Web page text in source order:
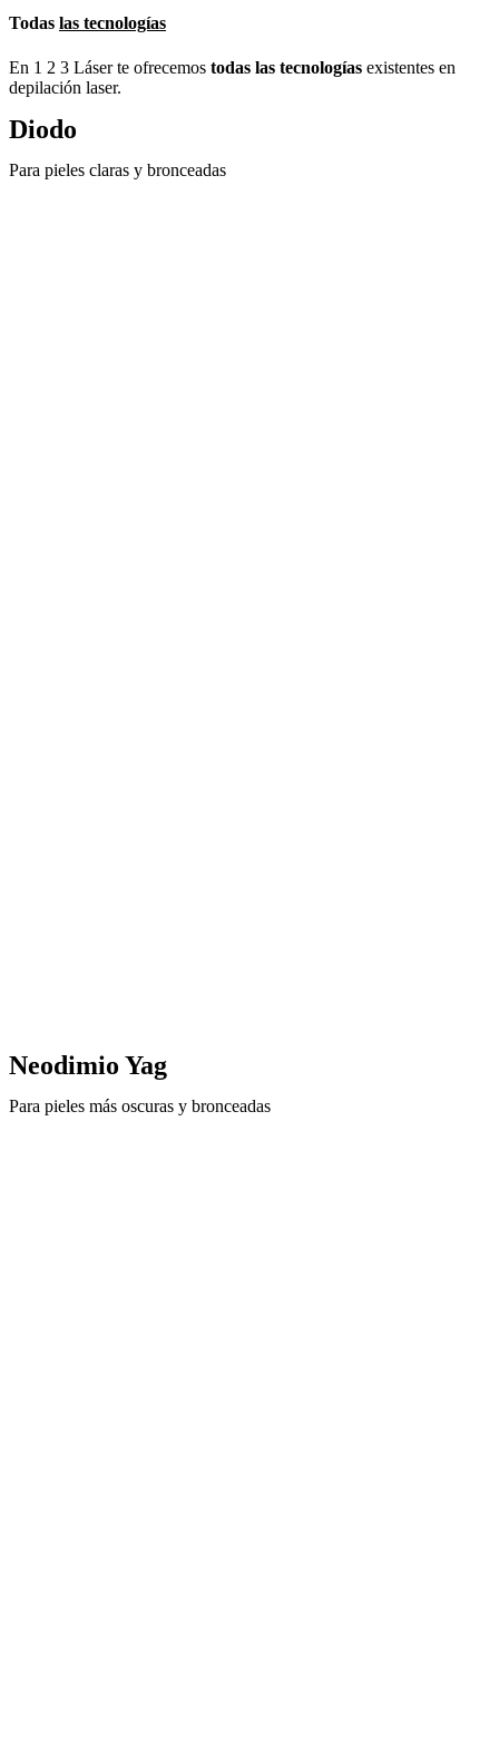
Todas las tecnologías
En 1 2 3 Láser te ofrecemos todas las tecnologías existentes en
depilación laser.
Diodo
Para pieles claras y bronceadas
Neodimio Yag
Para pieles más oscuras y bronceadas